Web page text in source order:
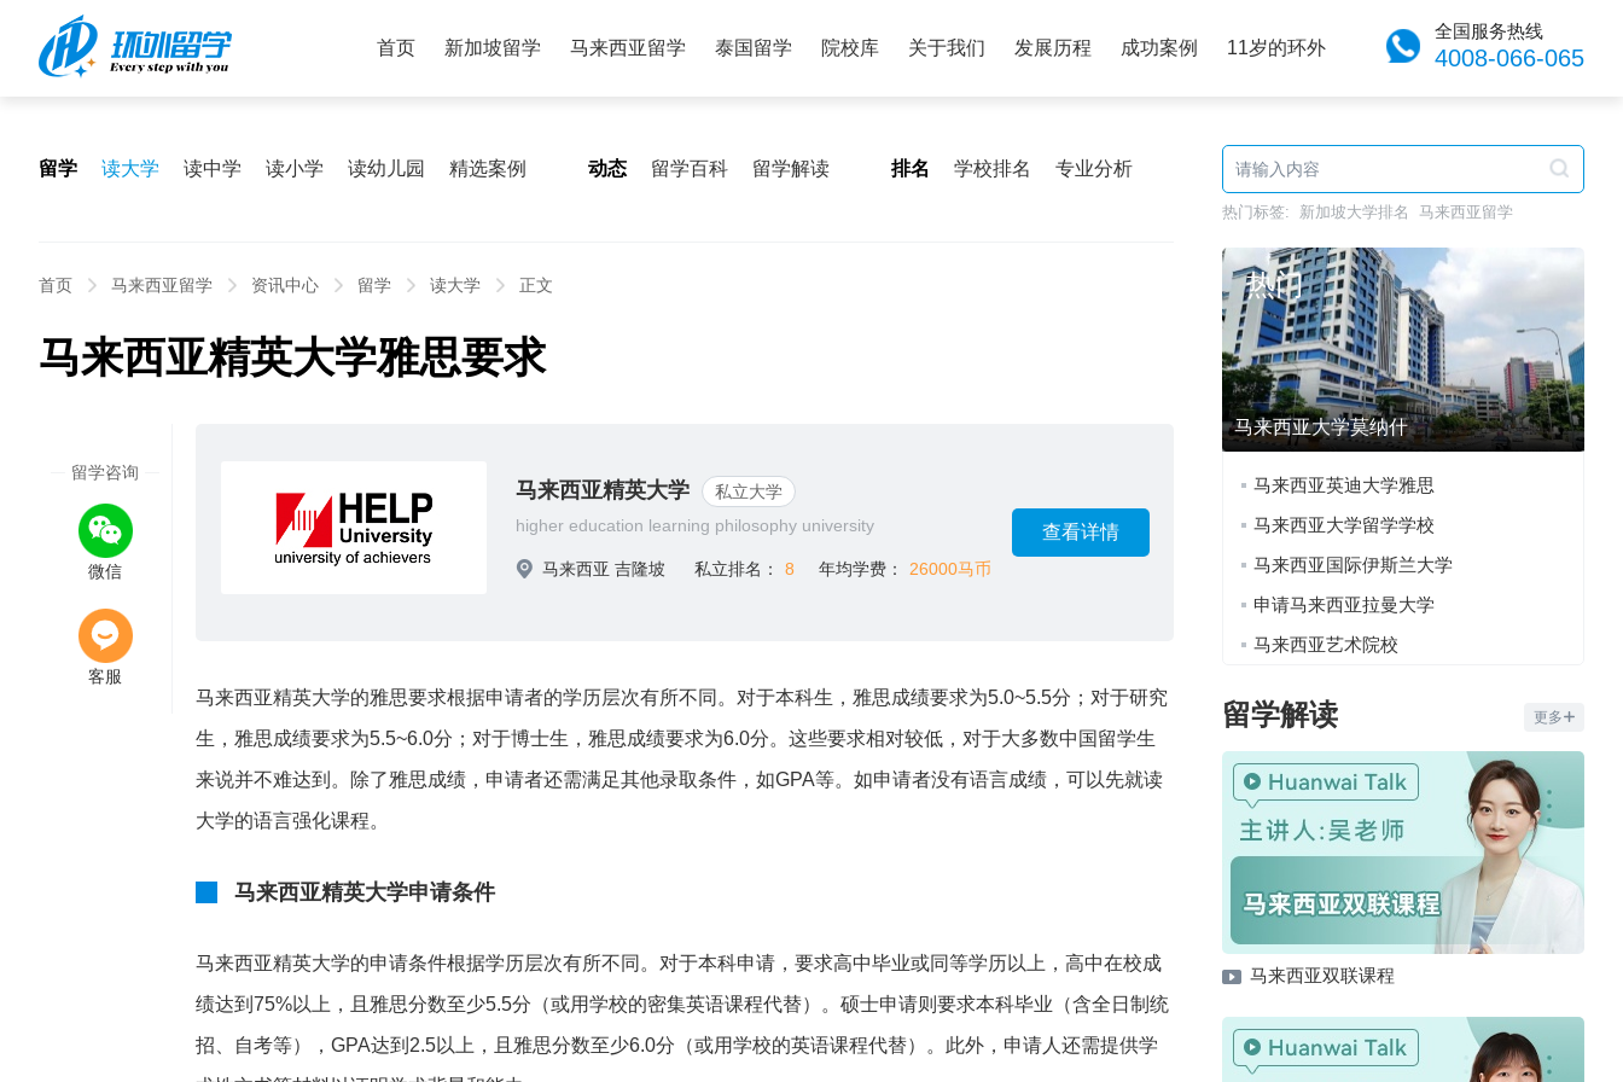
首页 新加坡留学 马来西亚留学 泰国留学 院校库 关于我们 发展历程 成功案例 11岁的环外
全国服务热线
4008-066-065
留学 读大学 读中学 读小学 读幼儿园 精选案例 动态 留学百科 留学解读 排名 学校排名 专业分析
首页 马来西亚留学 资讯中心 留学 读大学 正文
马来西亚精英大学雅思要求
马来西亚精英大学
私立大学
higher education learning philosophy university
马来西亚 吉隆坡 私立排名： 8 年均学费： 26000马币
查看详情
马来西亚精英大学的雅思要求根据申请者的学历层次有所不同。对于本科生，雅思成绩要求为5.0~5.5分；对于研究
生，雅思成绩要求为5.5~6.0分；对于博士生，雅思成绩要求为6.0分。这些要求相对较低，对于大多数中国留学生
来说并不难达到。除了雅思成绩，申请者还需满足其他录取条件，如GPA等。如申请者没有语言成绩，可以先就读
大学的语言强化课程。
马来西亚精英大学申请条件
马来西亚精英大学的申请条件根据学历层次有所不同。对于本科申请，要求高中毕业或同等学历以上，高中在校成
绩达到75%以上，且雅思分数至少5.5分（或用学校的密集英语课程代替）。硕士申请则要求本科毕业（含全日制统
招、自考等），GPA达到2.5以上，且雅思分数至少6.0分（或用学校的英语课程代替）。此外，申请人还需提供学
07/29
13:41
马来西亚留学
读大学
留学咨询
微信
客服
热门标签: 新加坡大学排名 马来西亚留学
热门
马来西亚大学莫纳什
马来西亚英迪大学雅思
马来西亚大学留学学校
马来西亚国际伊斯兰大学
申请马来西亚拉曼大学
马来西亚艺术院校
留学解读 更多
马来西亚双联课程